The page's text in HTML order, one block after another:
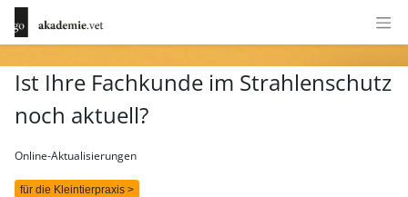
Ist Ihre Fachkunde im Strahlenschutz
noch aktuell?
Online-Aktualisierungen
für die Kleintierpraxis >